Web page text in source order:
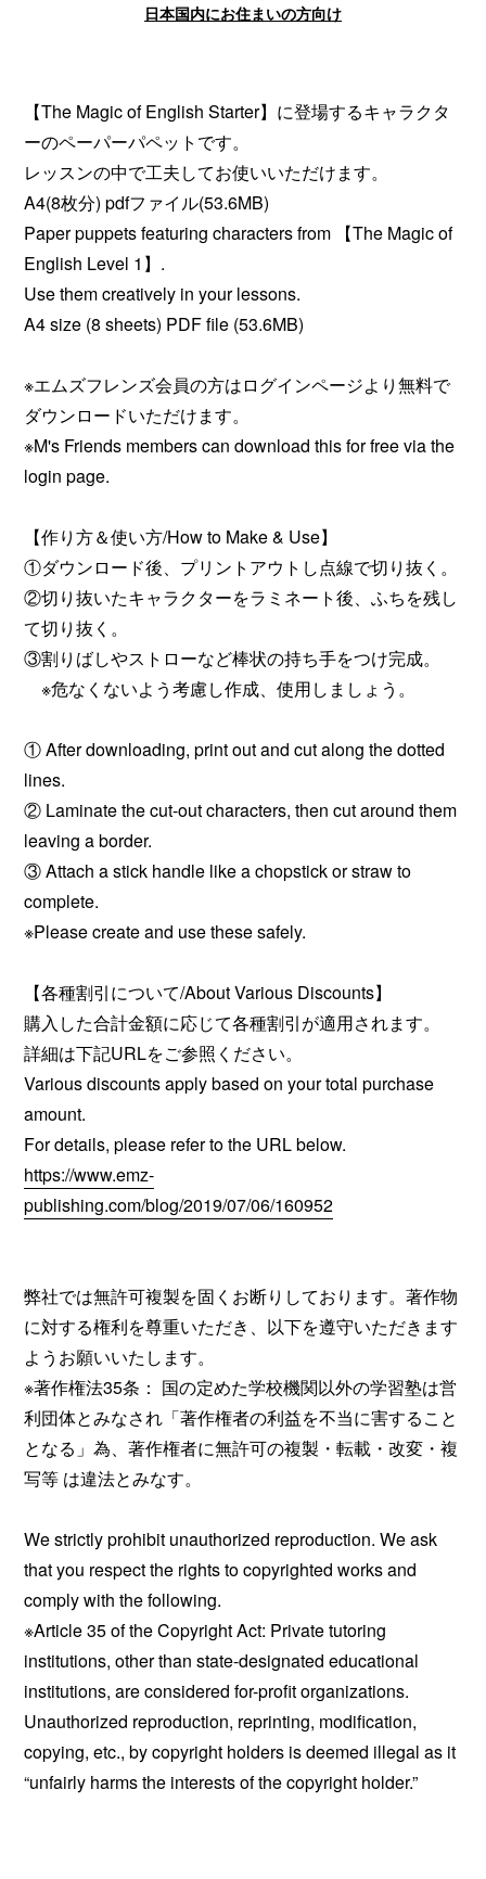
日本国内にお住まいの方向け
【The Magic of English Starter】に登場するキャラクタ
ーのペーパーパペットです。
レッスンの中で工夫してお使いいただけます。
A4(8枚分) pdfファイル(53.6MB)
Paper puppets featuring characters from 【The Magic of
English Level 1】.
Use them creatively in your lessons.
A4 size (8 sheets) PDF file (53.6MB)
※エムズフレンズ会員の方はログインページより無料で
ダウンロードいただけます。
※M's Friends members can download this for free via the
login page.
【作り方＆使い方/How to Make & Use】
①ダウンロード後、プリントアウトし点線で切り抜く。
②切り抜いたキャラクターをラミネート後、ふちを残し
て切り抜く。
③割りばしやストローなど棒状の持ち手をつけ完成。
※危なくないよう考慮し作成、使用しましょう。
① After downloading, print out and cut along the dotted
lines.
② Laminate the cut-out characters, then cut around them
leaving a border.
③ Attach a stick handle like a chopstick or straw to
complete.
※Please create and use these safely.
【各種割引について/About Various Discounts】
購入した合計金額に応じて各種割引が適用されます。
詳細は下記URLをご参照ください。
Various discounts apply based on your total purchase
amount.
For details, please refer to the URL below.
https://www.emz-
publishing.com/blog/2019/07/06/160952
弊社では無許可複製を固くお断りしております。著作物
に対する権利を尊重いただき、以下を遵守いただきます
ようお願いいたします。
※著作権法35条： 国の定めた学校機関以外の学習塾は営
利団体とみなされ「著作権者の利益を不当に害すること
となる」為、著作権者に無許可の複製・転載・改変・複
写等 は違法とみなす。
We strictly prohibit unauthorized reproduction. We ask
that you respect the rights to copyrighted works and
comply with the following.
※Article 35 of the Copyright Act: Private tutoring
institutions, other than state-designated educational
institutions, are considered for-profit organizations.
Unauthorized reproduction, reprinting, modification,
copying, etc., by copyright holders is deemed illegal as it
“unfairly harms the interests of the copyright holder.”